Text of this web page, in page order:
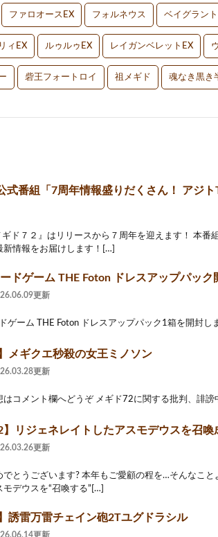
ファロオースEX フォルネウス ベイグラン
ィEX ルゥルゥEX レイガンベレットEX
砦王フォートロイ 祖メギド 魂なき黒き
式番組「7周年情報盛りだくさん！ アジト
ド７２』はリリースから７周年を迎えます！ 本番
新情報をお届けします！[…]
ドゲーム THE Foton ドレスアップパック
更新
ゲーム THE Foton ドレスアップパック1箱を開封し
メギクエ秒殺の女王ミノソン
更新
はコメント欄へどうぞ メギド72に関する批判、誹謗
リジェネレイトしたアスモデウスを召喚
更新
でとうございます? 本年もご愛顧の程を…そんなこ
デウスを“召喚する”[…]
誘雷万雷チェイン砲2Tユグドラシル
更新